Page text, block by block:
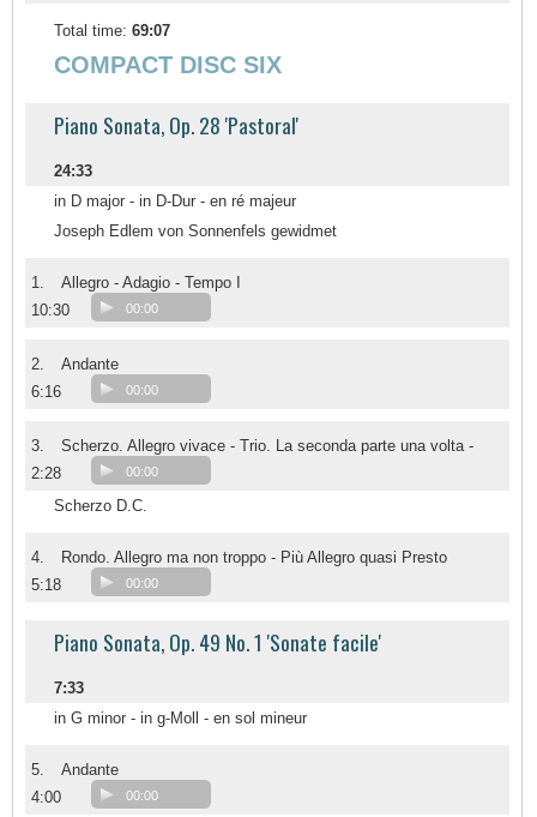
Total time: 69:07
COMPACT DISC SIX
Piano Sonata, Op. 28 'Pastoral'
24:33
in D major - in D-Dur - en ré majeur
Joseph Edlem von Sonnenfels gewidmet
1.
Allegro - Adagio - Tempo I
10:30
00:00
2.
Andante
6:16
00:00
3.
Scherzo. Allegro vivace - Trio. La seconda parte una volta -
2:28
00:00
Scherzo D.C.
4.
Rondo. Allegro ma non troppo - Più Allegro quasi Presto
5:18
00:00
Piano Sonata, Op. 49 No. 1 'Sonate facile'
7:33
in G minor - in g-Moll - en sol mineur
5.
Andante
4:00
00:00